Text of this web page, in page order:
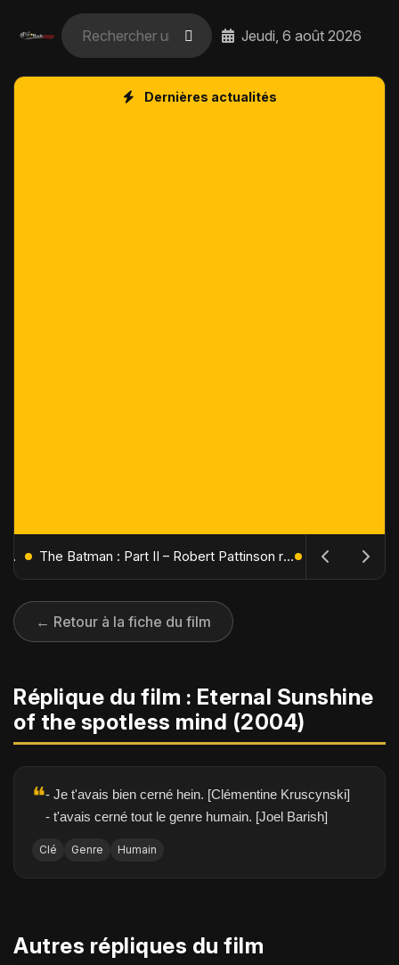
Jeudi, 6 août 2026
Dernières actualités
L'Âge de Glace : Le Réveil du Volcan – Manny, Sid et Diego de retour pour une aventure explosive The Batman : Part II – Robert Pattinson replonge dans les ténèbres de Gotham dès octobre 2027
← Retour à la fiche du film
Réplique du film : Eternal Sunshine
of the spotless mind (2004)
❝- Je t'avais bien cerné hein. [Clémentine Kruscynski]
- t'avais cerné tout le genre humain. [Joel Barish]
Clé Genre Humain
Autres répliques du film